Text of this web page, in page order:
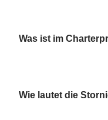
Was ist im
Wie lautet die